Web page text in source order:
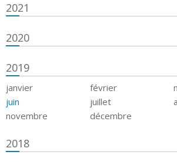
2021
2020
2019
janvier février
juin
juillet
novembre
décembre
2018